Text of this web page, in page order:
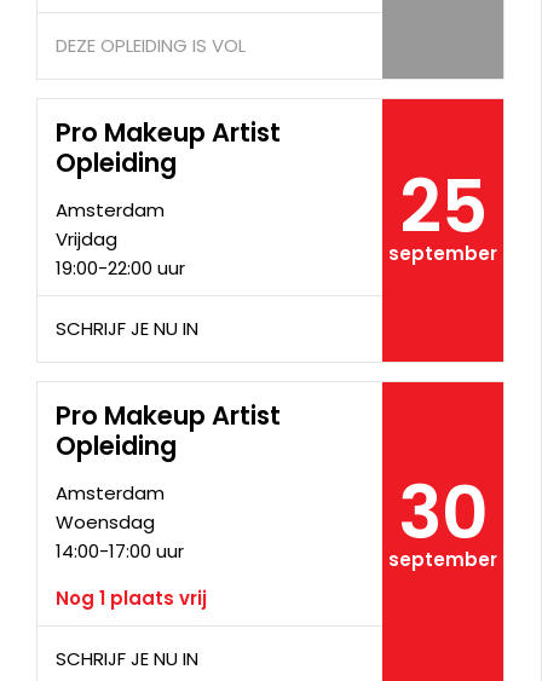
DEZE OPLEIDING IS VOL
Pro Makeup Artist
Opleiding
Amsterdam
Vrijdag
19:00-22:00 uur
SCHRIJF JE NU IN
25
september
Pro Makeup Artist
Opleiding
Amsterdam
Woensdag
14:00-17:00 uur
SCHRIJF JE NU IN
Nog 1 plaats vrij
30
september